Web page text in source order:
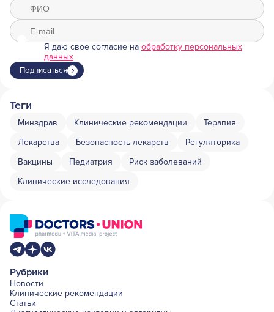
Я даю свое согласие на обработку персональных
данных
Подписаться
Теги
Минздрав Клинические рекомендации
Терапия
Лекарства
Безопасность лекарств
Регуляторика
Вакцины
Педиатрия
Риск заболеваний
Клинические исследования
Рубрики
Новости
Клинические рекомендации
Статьи